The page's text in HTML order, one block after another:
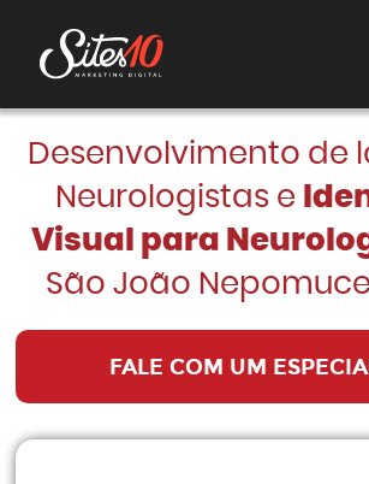
Desenvolvimento de
Neurologistas e
Visual para
São João
FALE COM UM